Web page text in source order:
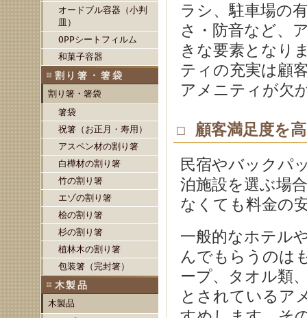
オードブル容器（小判
皿）
OPPシートフィルム
和菓子容器
割り箸・箸袋
割り箸・箸袋
箸袋
祝箸（お正月・寿用）
アスペン材の割り箸
白樺材の割り箸
竹の割り箸
エゾの割り箸
桧の割り箸
杉の割り箸
植林木の割り箸
包装箸（完封箸）
木製品
木製品
ラシ、駐車場の
さ・防音など、
きな要素となり
ティの充実は顧
アメニティが欠
☐ 顧客満足度を
民宿やバックパ
泊施設を選ぶ場
なくても料金の
一般的なホテル
んでもらうのは
ープ、タオル類
とされているア